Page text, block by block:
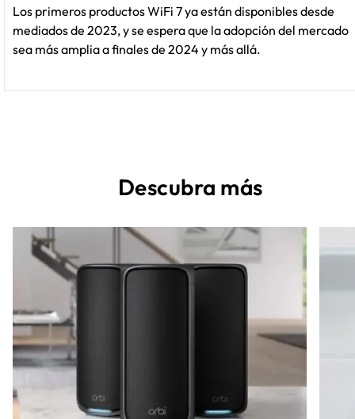
Los primeros productos WiFi 7 ya están disponibles desde
mediados de 2023, y se espera que la adopción del mercado
sea más amplia a finales de 2024 y más allá.
Descubra más